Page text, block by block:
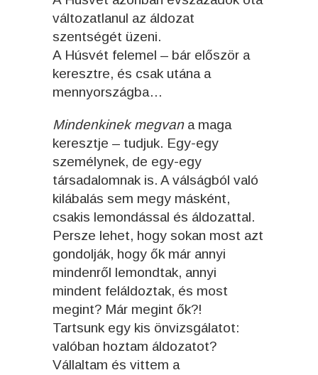
változatlanul az áldozat
szentségét üzeni.
A Húsvét felemel – bár először a
keresztre, és csak utána a
mennyországba…
Mindenkinek megvana maga
keresztje – tudjuk. Egy-egy
személynek, de egy-egy
társadalomnak is. A válságból való
kilábalás sem megy másként,
csakis lemondással és áldozattal.
Persze lehet, hogy sokan most azt
gondolják, hogy ők már annyi
mindenről lemondtak, annyi
mindent feláldoztak, és most
megint? Már megint ők?!
Tartsunk egy kis önvizsgálatot:
valóban hoztam áldozatot?
Vállaltam és vittem a